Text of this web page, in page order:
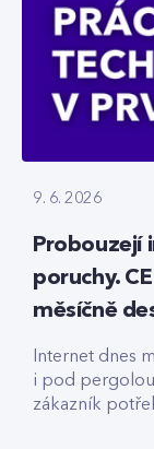
9. 6. 2026
Probouzejí
poruchy.
měsíčně
Internet dnes
i pod pergolou
zákazník